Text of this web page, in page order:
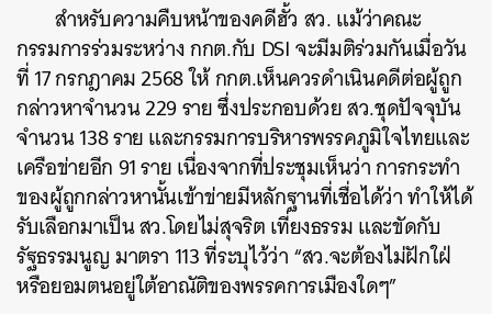
สำหรับความคืบหน้าของคดีฮั้ว สว. แม้ว่าคณะ
กรรมการร่วมระหว่าง กกต.กับ DSI จะมีมติร่วมกันเมื่อวัน
ที่ 17 กรกฎาคม 2568 ให้ กกต.เห็นควรดำเนินคดีต่อผู้ถูก
กล่าวหาจำนวน 229 ราย ซึ่งประกอบด้วย สว.ชุดปัจจุบัน
จำนวน 138 ราย และกรรมการบริหารพรรคภูมิใจไทยและ
เครือข่ายอีก 91 ราย เนื่องจากที่ประชุมเห็นว่า การกระทำ
ของผู้ถูกกล่าวหานั้นเข้าข่ายมีหลักฐานที่เชื่อได้ว่า ทำให้ได้
รับเลือกมาเป็น สว.โดยไม่สุจริต เที่ยงธรรม และขัดกับ
รัฐธรรมนูญ มาตรา 113 ที่ระบุไว้ว่า “สว.จะต้องไม่ฝักใฝ่
หรือยอมตนอยู่ใต้อาณัติของพรรคการเมืองใดๆ”